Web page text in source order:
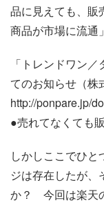
品に見えても、販
商品が市場に流通
「トレンドワン
てのお知らせ（株
http://ponpare.jp/
●売れてなくても
しかしここでひ
ジは存在したが、
か？ 今回は楽天